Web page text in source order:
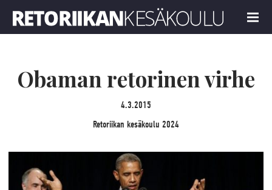
MENU
Obaman retorinen virhe
4.3.2015
Retoriikan kesäkoulu 2024